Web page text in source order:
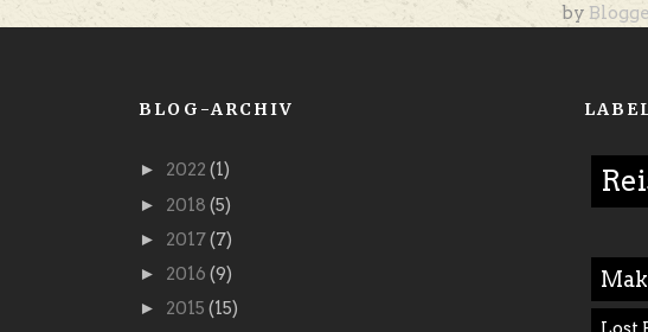
by
BLOG-ARCHIV
► 2022 (1)
► 2018 (5)
► 2017(7)
► 2016 (9)
► 2015 (15)